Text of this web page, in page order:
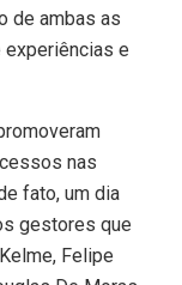
de ambas as
e
nas
fato, um dia
gestores que
Felipe